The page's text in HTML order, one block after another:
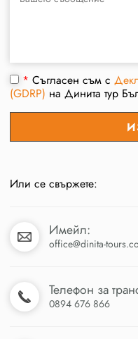
*Съгласен съм с
(GDRP) на Динита тур
Или се свържете:
Имейл:
office@dinita-
Телефон за
0894 676 866